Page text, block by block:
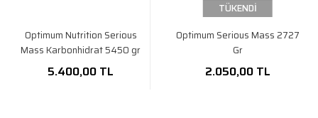
Optimum Nutrition Serious
Mass Karbonhidrat 5450 gr
5.400,00 TL
TÜKENDİ
Optimum Serious Mass 2727
Gr
2.050,00 TL